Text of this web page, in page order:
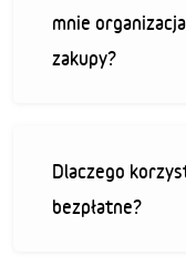
mnie
zakupy?
Dlaczego
bezpłatne?